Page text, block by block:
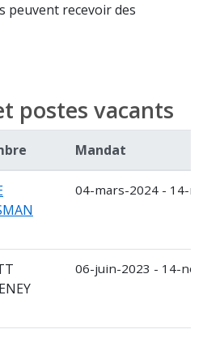
peuvent recevoir des
postes vacants
Mandat
04-mars-2024 - 14-
06-juin-2023 - 14-